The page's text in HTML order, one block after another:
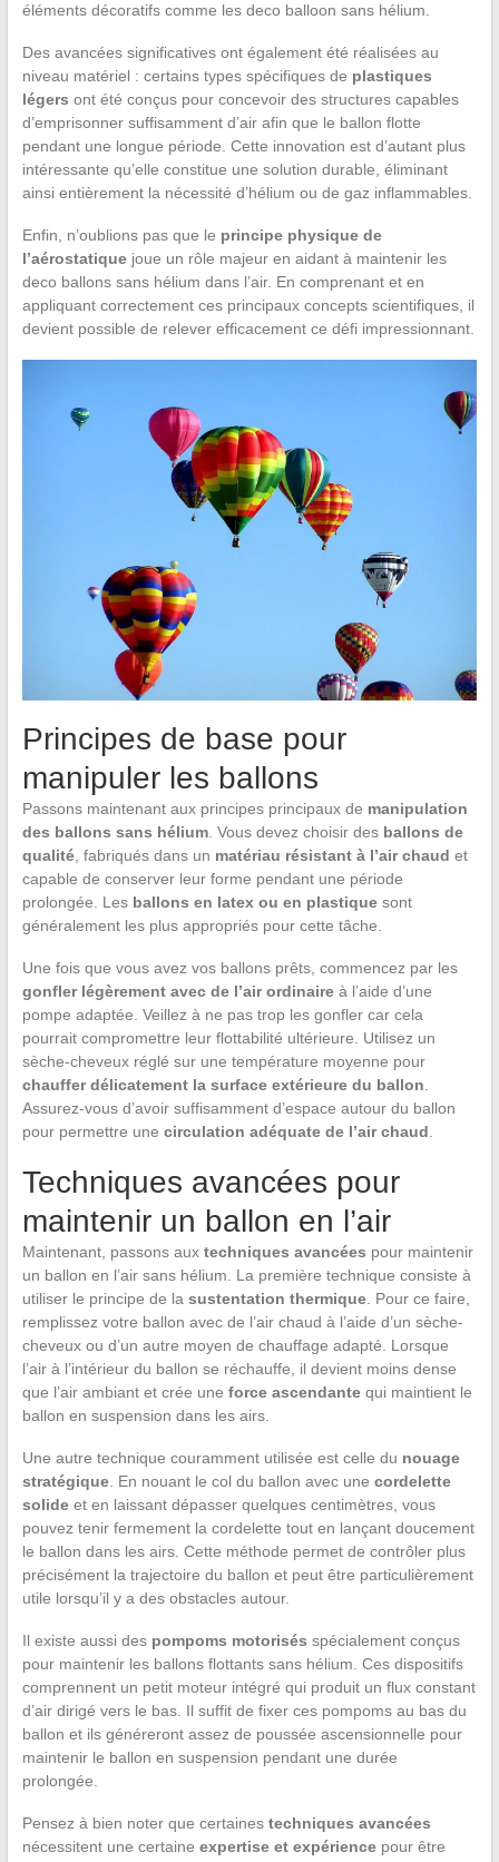
éléments décoratifs comme les deco balloon sans hélium.
Des avancées significatives ont également été réalisées au
niveau matériel : certains types spécifiques de plastiques
légers ont été conçus pour concevoir des structures capables
d’emprisonner suffisamment d’air afin que le ballon flotte
pendant une longue période. Cette innovation est d’autant plus
intéressante qu’elle constitue une solution durable, éliminant
ainsi entièrement la nécessité d’hélium ou de gaz inflammables.
Enfin, n’oublions pas que le principe physique de
l’aérostatiquejoue un rôle majeur en aidant à maintenir les
deco ballons sans hélium dans l’air. En comprenant et en
appliquant correctement ces principaux concepts scientifiques, il
devient possible de relever efficacement ce défi impressionnant.
Principes de base pour
manipuler les ballons
Passons maintenant aux principes principaux de manipulation
des ballons sans hélium. Vous devez choisir des ballons de
qualité, fabriqués dans un matériau résistant à l’air chaud et
capable de conserver leur forme pendant une période
prolongée. Les ballons en latex ou en plastiquesont
généralement les plus appropriés pour cette tâche.
Une fois que vous avez vos ballons prêts, commencez par les
gonfler légèrement avec de l’air ordinaireà l’aide d’une
pompe adaptée. Veillez à ne pas trop les gonfler car cela
pourrait compromettre leur flottabilité ultérieure. Utilisez un
sèche-cheveux réglé sur une température moyenne pour
chauffer délicatement la surface extérieure du ballon.
Assurez-vous d’avoir suffisamment d’espace autour du ballon
pour permettre une circulation adéquate de l’air chaud.
Techniques avancées pour
maintenir un ballon en l’air
Maintenant, passons aux techniques avancées pour maintenir
un ballon en l’air sans hélium. La première technique consiste à
utiliser le principe de la sustentation thermique. Pour ce faire,
remplissez votre ballon avec de l’air chaud à l’aide d’un sèche-
cheveux ou d’un autre moyen de chauffage adapté. Lorsque
l’air à l’intérieur du ballon se réchauffe, il devient moins dense
que l’air ambiant et crée une force ascendantequi maintient le
ballon en suspension dans les airs.
Une autre technique couramment utilisée est celle du nouage
stratégique. En nouant le col du ballon avec une cordelette
solideet en laissant dépasser quelques centimètres, vous
pouvez tenir fermement la cordelette tout en lançant doucement
le ballon dans les airs. Cette méthode permet de contrôler plus
précisément la trajectoire du ballon et peut être particulièrement
utile lorsqu’il y a des obstacles autour.
Il existe aussi des pompoms motorisés spécialement conçus
pour maintenir les ballons flottants sans hélium. Ces dispositifs
comprennent un petit moteur intégré qui produit un flux constant
d’air dirigé vers le bas. Il suffit de fixer ces pompoms au bas du
ballon et ils généreront assez de poussée ascensionnelle pour
maintenir le ballon en suspension pendant une durée
prolongée.
Pensez à bien noter que certaines techniques avancées
nécessitent une certaine expertise et expériencepour être